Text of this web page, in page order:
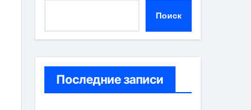
Поиск
Последние записи